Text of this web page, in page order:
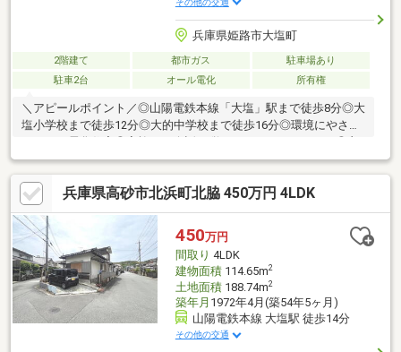
その他の交通
兵庫県姫路市大塩町
2階建て 都市ガス
駐車場あり
駐車2台
オール電化 所有権
＼アピールポイント／◎山陽電鉄本線「大塩」駅まで徒歩8分◎大
塩小学校まで徒歩12分◎大的中学校まで徒歩16分◎環境にやさし
類をまとめて収納できるWIC■ハウスドゥ中地南は、家を「売りた
い」「買いたい」というお客様へ、豊富で鮮度の高い情報を迅速
にお届けします。ローン返済計画や家計の見直し相談も可能です
ので、ぜひご相談ください！
兵庫県高砂市北浜町北脇 450万円 4LDK
450万円
間取り 4LDK
建物面積114.65m2
土地面積188.74m2
築年月 1972年4月(築54年5ヶ月)
山陽電鉄本線 大塩駅 徒歩14分
その他の交通